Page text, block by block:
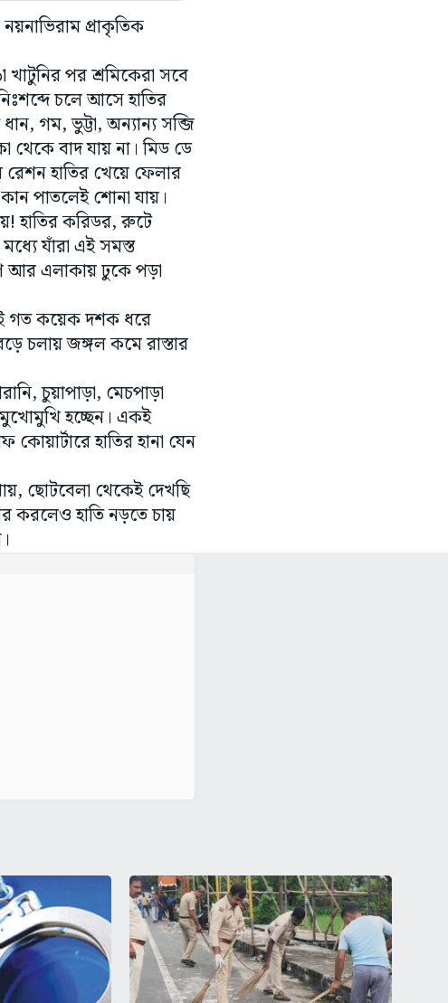
প্রাকৃতিক
খাটুনির পর শ্রমিকেরা সবে
চলে আসে হাতির
গম, ভুট্টা, অন্যান্য সব্জি
বাদ যায় না। মিড ডে
হাতির খেয়ে ফেলার
কান পাতলেই শোনা যায়।
হাতির করিডর, রুটে
যাঁরা এই সমস্ত
আর এলাকায় ঢুকে পড়া
গত কয়েক দশক ধরে
চলায় জঙ্গল কমে রাস্তার
চুয়াপাড়া, মেচপাড়া
হচ্ছেন। একই
হাতির হানা যেন
ছোটবেলা থেকেই দেখছি
করলেও হাতি নড়তে চায়